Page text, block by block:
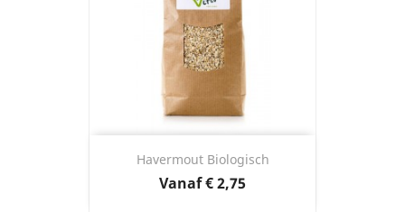
Havermout Biologisch
VanafPrijs
€ 2,75